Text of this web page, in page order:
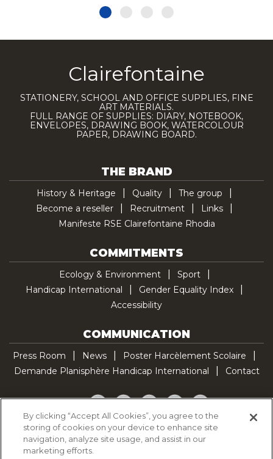
Clairefontaine
STATIONERY, SCHOOL AND OFFICE SUPPLIES, FINE
ART MATERIALS.
FULL RANGE OF SUPPLIES: DIARY, NOTEBOOK,
ENVELOPES, DRAWING BOOK, WATERCOLOUR
PAPER, DRAWING BOARD.
THE BRAND
History & Heritage Quality
The group
Become a reseller
Recruitment
Links
Manifeste RSE Clairefontaine Rhodia
COMMITMENTS
Ecology & Environment
Sport
Handicap International
Gender Equality Index
Accessibility
COMMUNICATION
Press Room News
Poster Harcèlement Scolaire
Demande Planisphère Handicap International
Contact
Facebook
TwitterYouTubePinterestTikTok
Cookie Policy
By clicking “Accept All Cookies”, you agree to the
storing of cookies on your device to enhance site
navigation, analyze site usage, and assist in our
marketing efforts.